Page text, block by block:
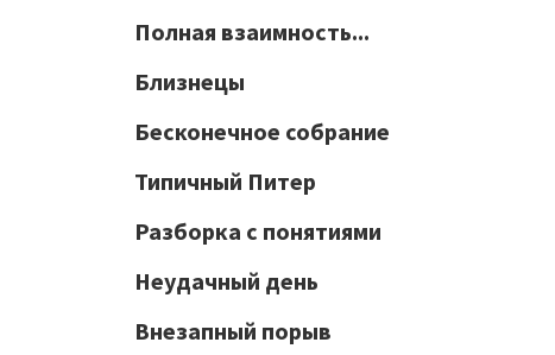
Полная взаимность...
Близнецы
Бесконечное собрание
Типичный Питер
Разборка с понятиями
Неудачный день
Внезапный порыв